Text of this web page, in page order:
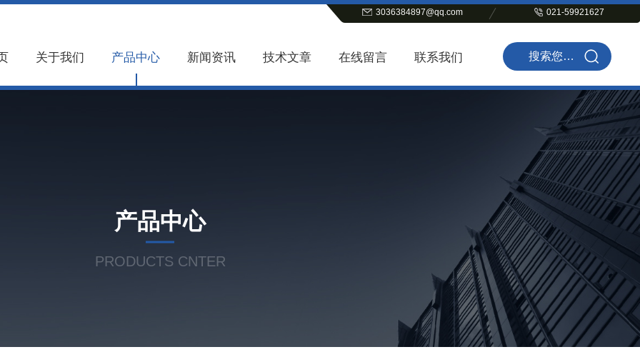
3036384897@qq.com 021-59921627
关于我们 产品中心 新闻资讯 技术文章 在线留言 联系我们
产品中心
PRODUCTS CNTER